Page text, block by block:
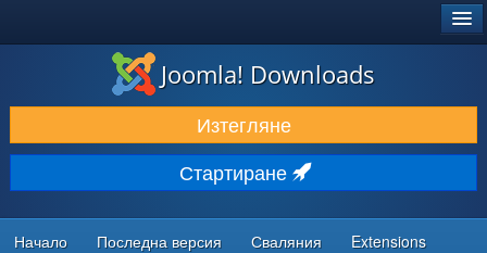
ИЗТЕГЛЯНЕ & РАЗШИРЯВАНЕ
ОТКРИВАЙТЕ & УЧЕТЕ
ОБЩНОСТ & ПОДДРЪЖКА
РЕСУРСИ ЗА РАЗРАБОТКА
Joomla! Downloads
Изтегляне
Стартиране
Начало Последна версия Сваляния Extensions